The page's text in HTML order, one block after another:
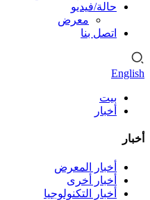
حالة/فيديو
معرض
اتصل بنا
English
بيت
أخبار
أخبار
أخبار المعرض
أخبار أخرى
أخبار التكنولوجيا